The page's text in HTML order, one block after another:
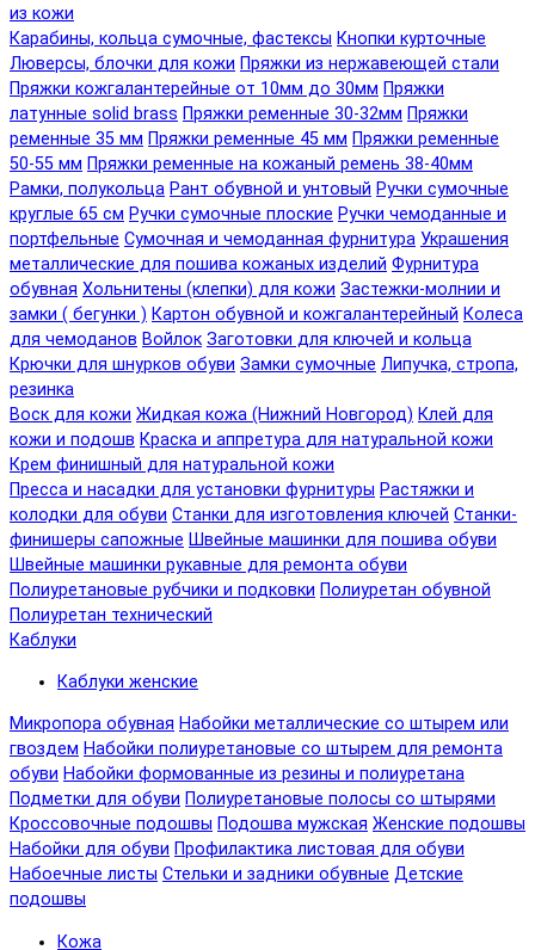
из кожи
Карабины, кольца сумочные, фастексы Кнопки курточные
Люверсы, блочки для кожи Пряжки из нержавеющей стали
Пряжки кожгалантерейные от 10мм до 30мм Пряжки
латунные solid brass Пряжки ременные 30-32мм Пряжки
ременные 35 мм Пряжки ременные 45 мм Пряжки ременные
50-55 мм Пряжки ременные на кожаный ремень 38-40мм
Рамки, полукольца Рант обувной и унтовый Ручки сумочные
круглые 65 см Ручки сумочные плоские Ручки чемоданные и
портфельные Сумочная и чемоданная фурнитура Украшения
металлические для пошива кожаных изделий Фурнитура
обувная Хольнитены (клепки) для кожи Застежки-молнии и
замки ( бегунки ) Картон обувной и кожгалантерейный Колеса
для чемоданов Войлок Заготовки для ключей и кольца
Крючки для шнурков обуви Замки сумочные Липучка, стропа,
резинка
Воск для кожи Жидкая кожа (Нижний Новгород) Клей для
кожи и подошв Краска и аппретура для натуральной кожи
Крем финишный для натуральной кожи
Пресса и насадки для установки фурнитуры Растяжки и
колодки для обуви Станки для изготовления ключей Станки-
финишеры сапожные Швейные машинки для пошива обуви
Швейные машинки рукавные для ремонта обуви
Полиуретановые рубчики и подковки Полиуретан обувной
Полиуретан технический
Каблуки
Каблуки женские
Микропора обувная Набойки металлические со штырем или
гвоздем Набойки полиуретановые со штырем для ремонта
обуви Набойки формованные из резины и полиуретана
Подметки для обуви Полиуретановые полосы со штырями
Кроссовочные подошвы Подошва мужская Женские подошвы
Набойки для обуви Профилактика листовая для обуви
Набоечные листы Стельки и задники обувные Детские
подошвы
Кожа